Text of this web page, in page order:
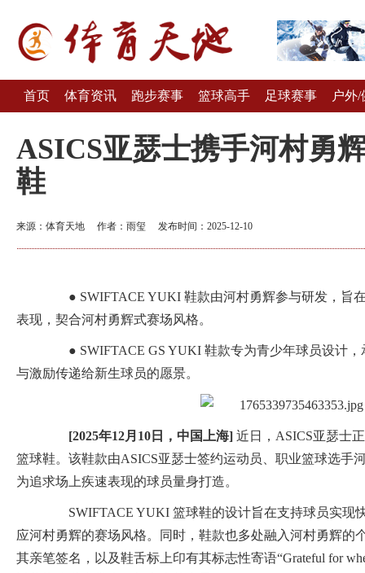
首页 体育资讯 跑步赛事 篮球高手 足球赛事 户外/
ASICS亚瑟士携手河村勇
鞋
来源：体育天地 作者：雨玺 发布时间：2025-12-10
● SWIFTACE YUKI 鞋款由河村勇辉参与研发，旨
表现，契合河村勇辉式赛场风格。
● SWIFTACE GS YUKI 鞋款专为青少年球员设计，
与激励传递给新生球员的愿景。
[2025年12月 10 日， 中国上海] 近日，ASICS亚瑟士
篮球鞋。该鞋款由ASICS亚瑟士签约运动员、职业篮球选手
为追求场上疾速表现的球员量身打造。
SWIFTACE YUKI 篮球鞋的设计旨在支持球员实现
应河村勇辉的赛场风格。同时，鞋款也多处融入河村勇辉的
其亲笔签名，以及鞋舌标上印有其标志性寄语“Grateful for